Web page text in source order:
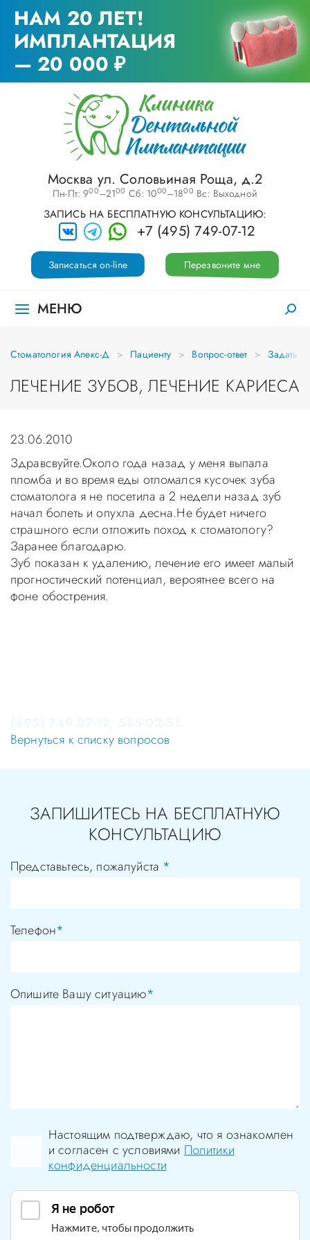
НАМ 20 ЛЕТ!
ИМПЛАНТАЦИЯ
— 20 000 ₽
Москва ул. Соловьиная Роща, д.2
Пн-Пт: 900–2100 Сб: 1000–1800 Вс: Выходной
ЗАПИСЬ НА БЕСПЛАТНУЮ КОНСУЛЬТАЦИЮ:
+7 (495) 749-07-12
Перезвоните мне
Записаться on-line
МЕНЮ
Стоматология Апекс-Д Пациенту Вопрос-ответ Задать
ЛЕЧЕНИЕ ЗУБОВ, ЛЕЧЕНИЕ КАРИЕСА
23.06.2010
Здравсвуйте.Около года назад у меня выпала
пломба и во время еды отломался кусочек зуба
стоматолога я не посетила а 2 недели назад зуб
начал болеть и опухла десна.Не будет ничего
страшного если отложить поход к стоматологу?
Заранее благодарю.
Зуб показан к удалению, лечение его имеет малый
прогностический потенциал, вероятнее всего на
фоне обострения.
Вернуться к списку вопросов
ЗАПИШИТЕСЬ НА БЕСПЛАТНУЮ
КОНСУЛЬТАЦИЮ
Представьтесь, пожалуйста *
Телефон*
Опишите Вашу ситуацию*
Настоящим подтверждаю, что я ознакомлен
и согласен с условиямиПолитики
конфиденциальности